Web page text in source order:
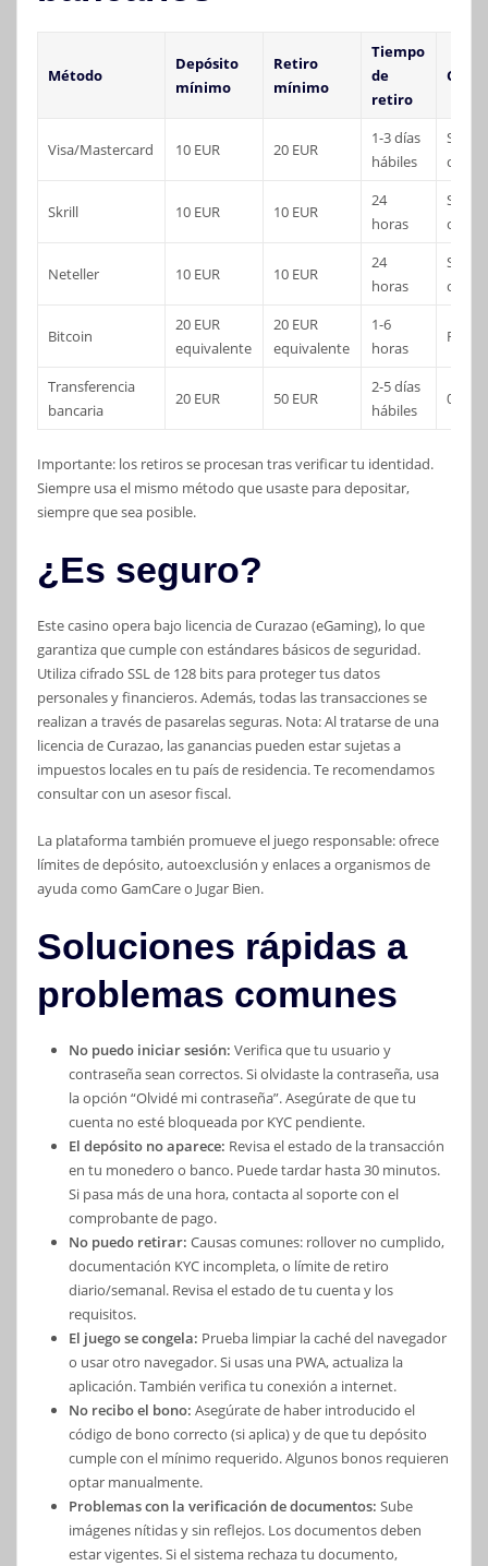
Método
Depósito
mínimo
Retiro
mínimo
Tiempo
de
retiro
Visa/Mastercard 10 EUR 20 EUR
1-3 días
hábiles
Sin
Skrill 10 EUR 10 EUR
24
horas
Sin
Neteller 10 EUR 10 EUR
24
horas
Sin
Bitcoin
20 EUR
equivalente
20 EUR
equivalente
1-6
horas
Red
Transferencia
bancaria
20 EUR 50 EUR
2-5 días
hábiles
0-5
Importante: los retiros se procesan tras verificar tu identidad.
Siempre usa el mismo método que usaste para depositar,
siempre que sea posible.
¿Es seguro?
Este casino opera bajo licencia de Curazao (eGaming), lo que
garantiza que cumple con estándares básicos de seguridad.
Utiliza cifrado SSL de 128 bits para proteger tus datos
personales y financieros. Además, todas las transacciones se
realizan a través de pasarelas seguras. Nota: Al tratarse de una
licencia de Curazao, las ganancias pueden estar sujetas a
impuestos locales en tu país de residencia. Te recomendamos
consultar con un asesor fiscal.
La plataforma también promueve el juego responsable: ofrece
límites de depósito, autoexclusión y enlaces a organismos de
ayuda como GamCare o Jugar Bien.
Soluciones rápidas a
problemas comunes
No puedo iniciar sesión: Verifica que tu usuario y
contraseña sean correctos. Si olvidaste la contraseña, usa
la opción “Olvidé mi contraseña”. Asegúrate de que tu
cuenta no esté bloqueada por KYC pendiente.
El depósito no aparece: Revisa el estado de la transacción
en tu monedero o banco. Puede tardar hasta 30 minutos.
Si pasa más de una hora, contacta al soporte con el
comprobante de pago.
No puedo retirar: Causas comunes: rollover no cumplido,
documentación KYC incompleta, o límite de retiro
diario/semanal. Revisa el estado de tu cuenta y los
requisitos.
El juego se congela: Prueba limpiar la caché del navegador
o usar otro navegador. Si usas una PWA, actualiza la
aplicación. También verifica tu conexión a internet.
No recibo el bono: Asegúrate de haber introducido el
código de bono correcto (si aplica) y de que tu depósito
cumple con el mínimo requerido. Algunos bonos requieren
optar manualmente.
Problemas con la verificación de documentos: Sube
imágenes nítidas y sin reflejos. Los documentos deben
estar vigentes. Si el sistema rechaza tu documento,